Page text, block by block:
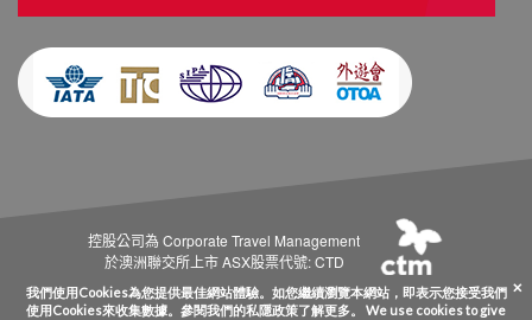
控股公司為 Corporate Travel Management
於澳洲聯交所上市 ASX股票代號: CTD
Copyright © Westminstertravel.com 西敏旅行社 牌照號碼 350488